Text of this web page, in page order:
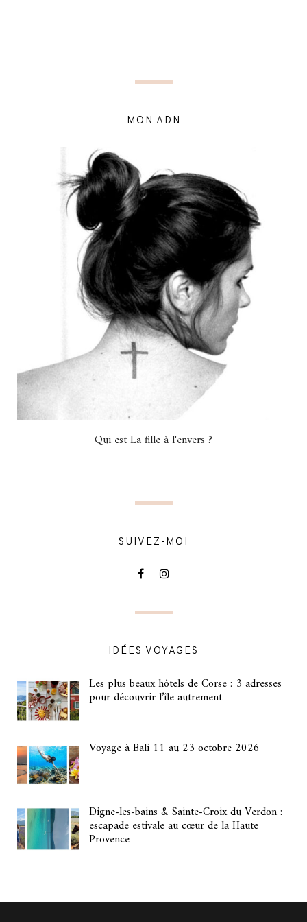
MON ADN
Qui est La fille à l'envers ?
SUIVEZ-MOI
IDÉES VOYAGES
Les plus beaux hôtels de Corse : 3 adresses
pour découvrir l’île autrement
Voyage à Bali 11 au 23 octobre 2026
Digne-les-bains & Sainte-Croix du Verdon :
escapade estivale au cœur de la Haute
Provence